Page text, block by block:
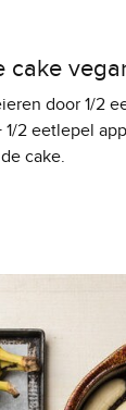
cake
door 1/2
1/2 eetlepel
cake.